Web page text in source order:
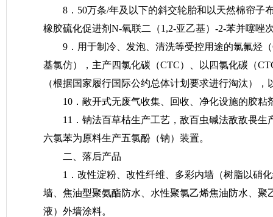
8．50万条/年及以下的斜交轮胎和以天然棉帘子
橡胶硫化促进剂N-氧联二（1,2-亚乙基）-2-苯并噻唑
9．用于制冷、发泡、清洗等受控用途的氯氟烃
基氯仿），主产四氯化碳（CTC）、以四氯化碳（
（根据国家履行国际公约总体计划要求进行淘汰）
10．敞开式无废气收集、回收、净化设施的胶粘
11．钠法百草枯生产工艺，敌百虫碱法敌敌畏
六氯苯为原料生产五氯酚（钠）装置。
二、落后产品
1．改性淀粉、改性纤维、多彩内墙（树脂以硝
墙、焦油型聚氨酯防水、水性聚氯乙烯焦油防水、
液）外墙涂料。